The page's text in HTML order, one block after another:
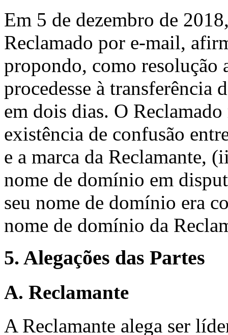
Em 5 de dezembro de
Reclamado por e-mail,
propondo, como resolução
procedesse à transferência
em dois dias. O
existência de confusão
e a marca da Reclamante,
nome de domínio em
seu nome de domínio era
nome de domínio da
5. Alegações das Partes
A. Reclamante
A Reclamante alega ser